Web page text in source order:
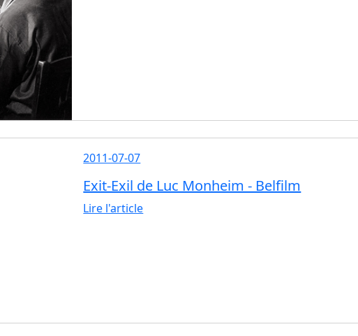
2011-07-07
Exit-Exil de Luc Monheim - Belfilm
Lire l'article